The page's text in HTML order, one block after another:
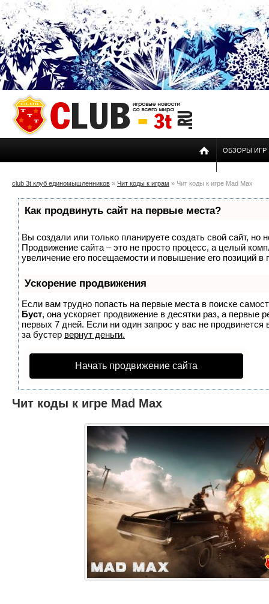
ОБЗОРЫ ИГР
club 3t клуб единомышленников » Чит коды к играм » Чит коды к игре Mad Max
Как продвинуть сайт на первые места?
Вы создали или только планируете создать свой сайт, но
Продвижение сайта – это не просто процесс, а целый
увеличение его посещаемости и повышение его позиций в
Ускорение продвижения
Если вам трудно попасть на первые места в поиске
Буст, она ускоряет продвижение в десятки раз, а первые
первых 7 дней. Если ни один запрос у вас не продвинется
за бустер вернут деньги.
Начать продвижение сайта
Чит коды к игре Mad Max